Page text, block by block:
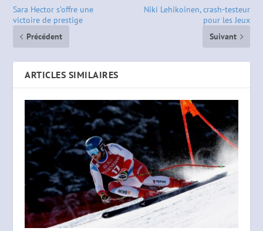
Sara Hector s’offre une
victoire de prestige
Précédent
Niki Lehikoinen, crash-testeur
pour les Jeux
Suivant
ARTICLES SIMILAIRES